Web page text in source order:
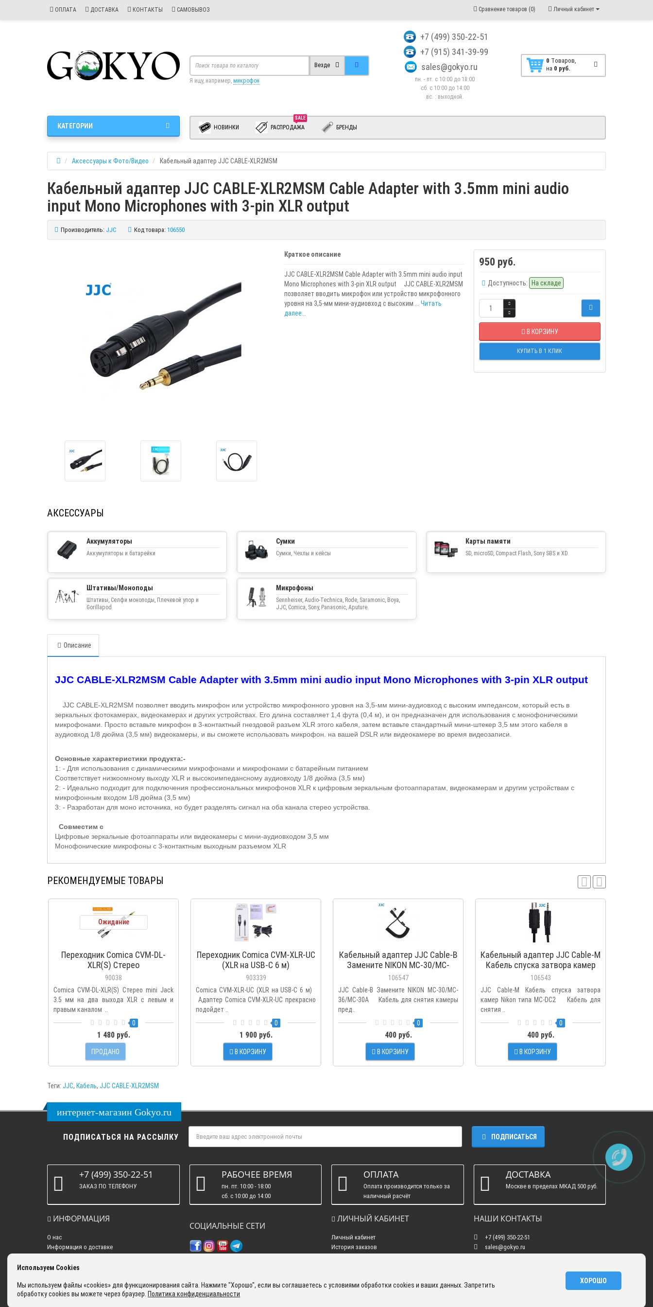
ОПЛАТА ДОСТАВКА КОНТАКТЫ САМОВЫВОЗ Личный кабинет
Сравнение товаров (0)
+7 (499) 350-22-51
+7 (915) 341-39-99
sales@gokyo.ru
пн. - пт. с 10:00 до 18:00
сб. c 10:00 до 14:00
вс. : выходной.
0 Tоваров,
на 0 руб.
Везде
Я ищу, например, микрофон
НОВИНКИ
SALE
РАСПРОДАЖА БРЕНДЫ
КАТЕГОРИИ
Аксессуары к Фото/Видео Кабельный адаптер JJC CABLE-XLR2MSM
Кабельный адаптер JJC CABLE-XLR2MSM Cable Adapter with 3.5mm mini audio
input Mono Microphones with 3-pin XLR output
Производитель: JJC Код товара: 106550
Краткое описание
JJC CABLE-XLR2MSM Cable Adapter with 3.5mm mini audio input
Mono Microphones with 3-pin XLR output JJC CABLE-XLR2MSM
позволяет вводить микрофон или устройство микрофонного
уровня на 3,5-мм мини-аудиовход с высоким ... Читать
далее...
950 руб.
Доступность: На складе
В КОРЗИНУ
КУПИТЬ В 1 КЛИК
АКСЕССУАРЫ
Аккумуляторы
Аккумуляторы и батарейки
Сумки
Сумки, Чехлы и кейсы
Карты памяти
SD, microSD, Compact Flash, Sony SBS и XD.
Штативы/Моноподы
Штативы, Селфи моноподы, Плечевой упор и
Gorillapod
Микрофоны
Sennheiser, Audio-Technica, Rode, Saramonic, Boya,
JJC, Comica, Sony, Panasonic, Aputure.
Описание
JJC CABLE-XLR2MSM Cable Adapter with 3.5mm mini audio input Mono Microphones with 3-pin XLR output
JJC CABLE-XLR2MSM позволяет вводить микрофон или устройство микрофонного уровня на 3,5-мм мини-аудиовход с высоким импедансом, который есть в
зеркальных фотокамерах, видеокамерах и других устройствах. Его длина составляет 1,4 фута (0,4 м), и он предназначен для использования с монофоническими
микрофонами. Просто вставьте микрофон в 3-контактный гнездовой разъем XLR этого кабеля, затем вставьте стандартный мини-штекер 3,5 мм этого кабеля в
аудиовход 1/8 дюйма (3,5 мм) видеокамеры, и вы сможете использовать микрофон. на вашей DSLR или видеокамере во время видеозаписи.
Основные характеристики продукта:-
1: - Для использования с динамическими микрофонами и микрофонами с батарейным питанием
Соответствует низкоомному выходу XLR и высокоимпедансному аудиовходу 1/8 дюйма (3,5 мм)
2: - Идеально подходит для подключения профессиональных микрофонов XLR к цифровым зеркальным фотоаппаратам, видеокамерам и другим устройствам с
микрофонным входом 1/8 дюйма (3,5 мм)
3: - Разработан для моно источника, но будет разделять сигнал на оба канала стерео устройства.
Совместим с
Цифровые зеркальные фотоаппараты или видеокамеры с мини-аудиовходом 3,5 мм
Монофонические микрофоны с 3-контактным выходным разъемом XLR
РЕКОМЕНДУЕМЫЕ ТОВАРЫ
Ожидание
Переходник Comica CVM-DL-
XLR(S) Стерео
90038
Comica CVM-DL-XLR(S) Стерео mini Jack
3.5 мм на два выхода XLR с левым и
правым каналом ..
0
1 480 руб.
ПРОДАНО
Переходник Comica CVM-XLR-UC
(XLR на USB-C 6 м)
903339
Comica CVM-XLR-UC (XLR на USB-C 6 м)
Адаптер Comica CVM-XLR-UC прекрасно
подойдет ..
0
1 900 руб.
В КОРЗИНУ
Кабельный адаптер JJC Cable-B
Замените NIKON MC-30/MC-
36/MC-30A
106547
JJC Cable-B Замените NIKON MC-30/MC-
36/MC-30A Кабель для снятия камеры
пред..
0
400 руб.
В КОРЗИНУ
Кабельный адаптер JJC Cable-M
Кабель спуска затвора камер
Nikon типа MC-DC2
106543
JJC Cable-M Кабель спуска затвора
камер Nikon типа MC-DC2 Кабель для
снятия ..
0
400 руб.
В КОРЗИНУ
Теги: JJC, Кабель, JJC CABLE-XLR2MSM
интернет-магазин Gokyo.ru
ПОДПИСАТЬСЯ НА РАССЫЛКУ ПОДПИСАТЬСЯ
+7 (499) 350-22-51
ЗАКАЗ ПО ТЕЛЕФОНУ
РАБОЧЕЕ ВРЕМЯ
пн. пт. 10:00 - 18:00
сб. c 10:00 до 14:00
вс. : выходные.
ОПЛАТА
Оплата производится только за
наличный расчёт
ДОСТАВКА
Москве в пределах МКАД 500 руб.
ИНФОРМАЦИЯ
О нас
Информация о доставке
Контакты
Оплата
СОЦИАЛЬНЫЕ СЕТИ
ЛИЧНЫЙ КАБИНЕТ
Личный кабинет
История заказов
НАШИ КОНТАКТЫ
+7 (499) 350-22-51
sales@gokyo.ru
г. Москва, Россия, Улица Сущёвский Вал, 5
с20
Используем Cookies
Мы используем файлы «cookies» для функционирования сайта. Нажмите "Хорошо", если вы соглашаетесь с условиями обработки cookies и ваших данных. Запретить
обработку cookies вы можете через браузер. Политика конфиденциальности
ХОРОШО